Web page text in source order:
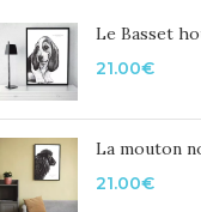
Le Basset
21.00€
La mouton
21.00€